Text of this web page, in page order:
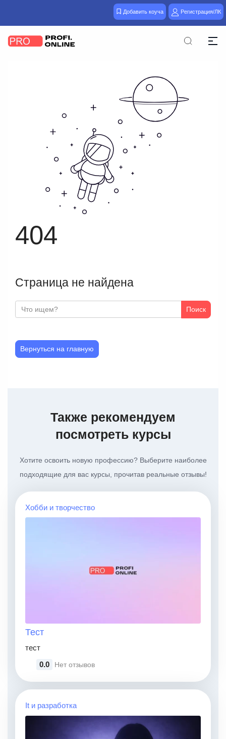
Добавить коуча Регистрация/ЛК
404
Страница не найдена
Поиск
Вернуться на главную
Также рекомендуем
посмотреть курсы
Хотите освоить новую профессию? Выберите наиболее
подходящие для вас курсы, прочитав реальные отзывы!
Хобби и творчество
Тест
тест
0.0
Нет отзывов
It и разработка